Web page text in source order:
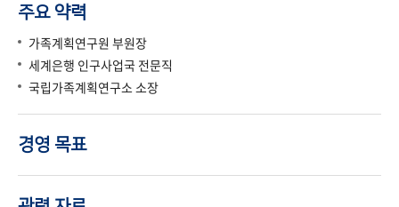
주요 약력
가족계획연구원 부원장
세계은행 인구사업국 전문직
국립가족계획연구소 소장
경영 목표